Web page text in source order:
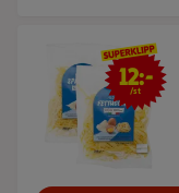
12 kr/st
12:-
/st